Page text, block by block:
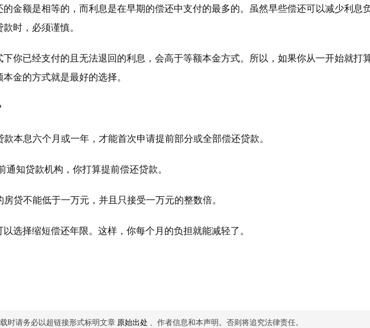
金额是相等的，而利息是在早期的偿还中支付的最多的。虽然早些偿还可以减少利息
时，必须谨慎。
你已经支付的且无法退回的利息，会高于等额本金方式。所以，如果你从一开始就打
金的方式就是最好的选择。
本息六个月或一年，才能首次申请提前部分或全部偿还贷款。
知贷款机构，你打算提前偿还贷款。
贷不能低于一万元，并且只接受一万元的整数倍。
选择缩短偿还年限。这样，你每个月的负担就能减轻了。
时请务必以超链接形式标明文章 原始出处 、作者信息和本声明。否则将追究法律责任。